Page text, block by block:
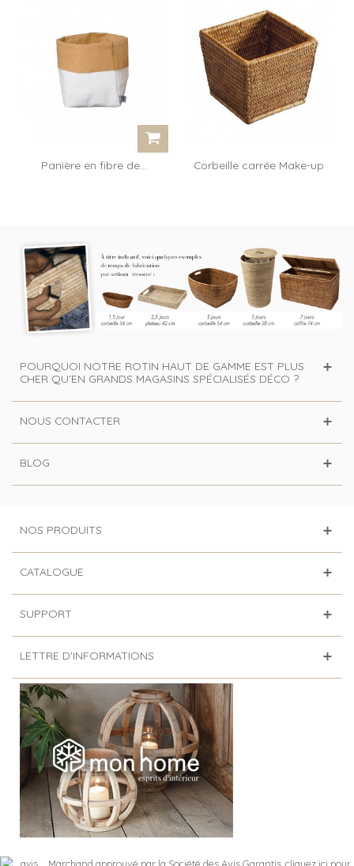
Panière en fibre de... Corbeille carrée Make-up
POURQUOI NOTRE ROTIN HAUT DE GAMME EST PLUS
CHER QU’EN GRANDS MAGASINS SPÉCIALISÉS DÉCO ?
NOUS CONTACTER
BLOG
NOS PRODUITS
CATALOGUE
SUPPORT
LETTRE D'INFORMATIONS